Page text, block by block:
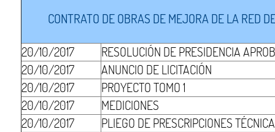
CONTRATO DE OBRAS DE MEJORA DE LA RED
20/10/2017
RESOLUCIÓN DE PRESIDENCIA
20/10/2017
ANUNCIO DE LICITACIÓN
20/10/2017
PROYECTO TOMO 1
20/10/2017
MEDICIONES
20/10/2017
PLIEGO DE PRESCRIPCIONES